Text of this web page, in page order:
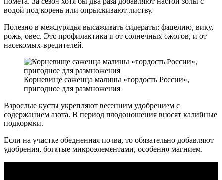
водой под корень или опрыскивают листву.
Полезно в междурядья высаживать сидераты: фацелию, вику,
рожь, овес. Это профилактика и от солнечных ожогов, и от
насекомых-вредителей.
Корневище саженца малины «гордость России»,
пригодное для размножения
Взрослые кусты укрепляют весенним удобрением с
содержанием азота. В период плодоношения вносят калийные
подкормки.
Если на участке обедненная почва, то обязательно добавляют
удобрения, богатые микроэлементами, особенно магнием.